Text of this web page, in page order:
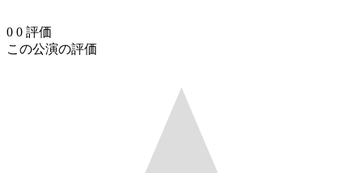
0 0 評価
この公演の評価